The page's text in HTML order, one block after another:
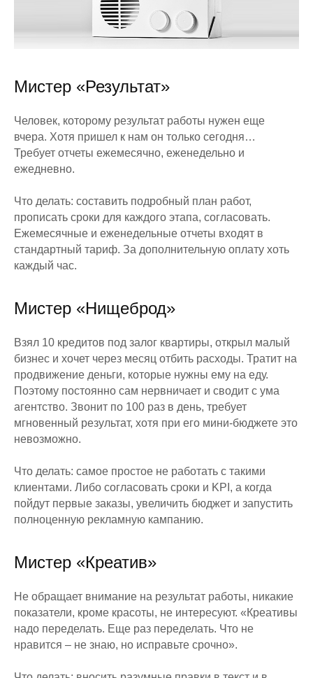
Мистер «Результат»
Человек, которому результат работы нужен еще
вчера. Хотя пришел к нам он только сегодня…
Требует отчеты ежемесячно, еженедельно и
ежедневно.
Что делать: составить подробный план работ,
прописать сроки для каждого этапа, согласовать.
Ежемесячные и еженедельные отчеты входят в
стандартный тариф. За дополнительную оплату хоть
каждый час.
Мистер «Нищеброд»
Взял 10 кредитов под залог квартиры, открыл малый
бизнес и хочет через месяц отбить расходы. Тратит на
продвижение деньги, которые нужны ему на еду.
Поэтому постоянно сам нервничает и сводит с ума
агентство. Звонит по 100 раз в день, требует
мгновенный результат, хотя при его мини-бюджете это
невозможно.
Что делать: самое простое не работать с такими
клиентами. Либо согласовать сроки и KPI, а когда
пойдут первые заказы, увеличить бюджет и запустить
полноценную рекламную кампанию.
Мистер «Креатив»
Не обращает внимание на результат работы, никакие
показатели, кроме красоты, не интересуют. «Креативы
надо переделать. Еще раз переделать. Что не
нравится – не знаю, но исправьте срочно».